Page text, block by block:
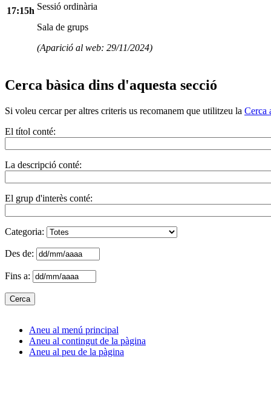
17:15h Sessió ordinària
Sala de grups
(Aparició al web: 29/11/2024)
Cerca bàsica dins d'aquesta secció
Si voleu cercar per altres criteris us recomanem que utilitzeu la Cerca
El títol conté:
La descripció conté:
El grup d'interès conté:
Categoria:
Des de:
Fins a:
Aneu al menú principal
Aneu al contingut de la pàgina
Aneu al peu de la pàgina